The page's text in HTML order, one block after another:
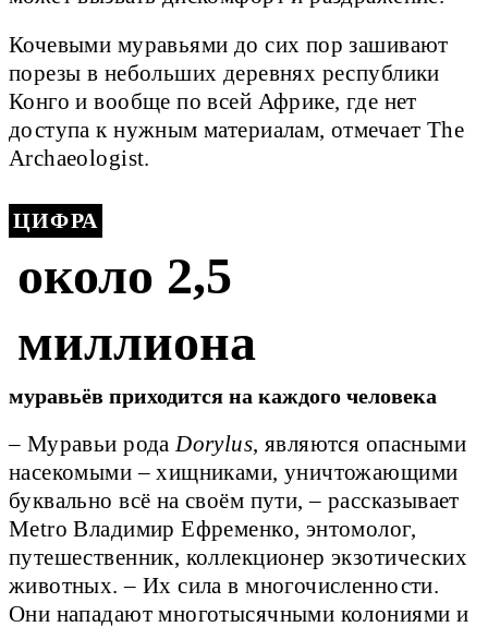
Кочевыми муравьями до сих пор зашивают
порезы в небольших деревнях республики
Конго и вообще по всей Африке, где нет
доступа к нужным материалам, отмечает The
Archaeologist.
ЦИФРА
около 2,5
миллиона
муравьёв приходится на каждого человека
– Муравьи рода Dorylus, являются опасными
насекомыми – хищниками, уничтожающими
буквально всё на своём пути, – рассказывает
Metro Владимир Ефременко, энтомолог,
путешественник, коллекционер экзотических
животных. – Их сила в многочисленности.
Они нападают многотысячными колониями и